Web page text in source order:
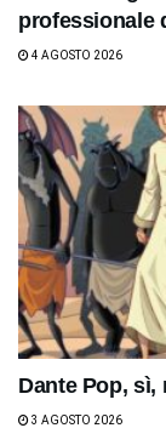
professionale
4 AGOSTO 2026
Dante Pop, sì,
3 AGOSTO 2026